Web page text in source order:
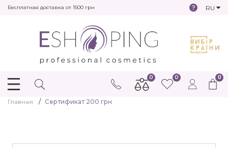
Бесплатная доставка от 1500 грн RU
0
0 0
Главная Сертификат 200 грн